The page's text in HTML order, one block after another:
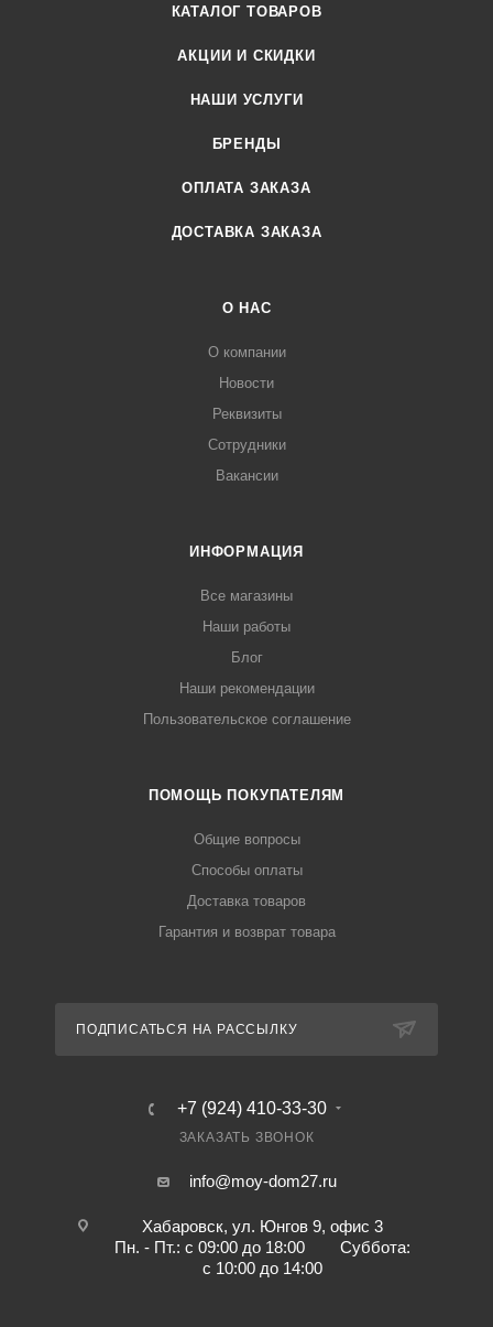
КАТАЛОГ ТОВАРОВ
АКЦИИ И СКИДКИ
НАШИ УСЛУГИ
БРЕНДЫ
ОПЛАТА ЗАКАЗА
ДОСТАВКА ЗАКАЗА
О НАС
О компании
Новости
Реквизиты
Сотрудники
Вакансии
ИНФОРМАЦИЯ
Все магазины
Наши работы
Блог
Наши рекомендации
Пользовательское соглашение
ПОМОЩЬ ПОКУПАТЕЛЯМ
Общие вопросы
Способы оплаты
Доставка товаров
Гарантия и возврат товара
ПОДПИСАТЬСЯ НА РАССЫЛКУ
+7 (924) 410-33-30
ЗАКАЗАТЬ ЗВОНОК
info@moy-dom27.ru
Хабаровск, ул. Юнгов 9, офис 3
Пн. - Пт.: с 09:00 до 18:00 Суббота:
с 10:00 до 14:00